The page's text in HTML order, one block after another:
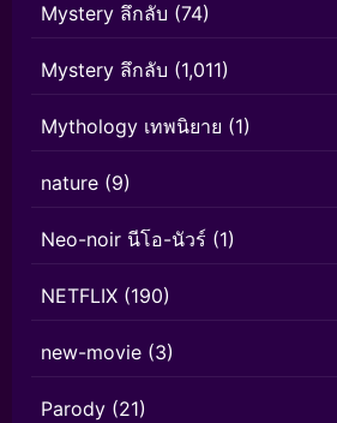
Mystery ลึกลับ (74)
Mystery ลึกลับ (1,011)
Mythology เทพนิยาย (1)
nature (9)
Neo-noir นีโอ-นัวร์ (1)
NETFLIX (190)
new-movie (3)
Parody (21)